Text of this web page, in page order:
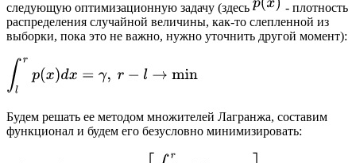
следующую оптимизационную задачу (здесь
- плотность
распределения случайной величины, как-то слепленной из
выборки, пока это не важно, нужно уточнить другой момент):
Будем решать ее методом множителей Лагранжа, составим
функционал и будем его безусловно минимизировать: